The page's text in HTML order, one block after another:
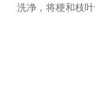
洗净，将梗和枝